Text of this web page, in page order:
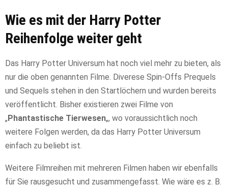
Wie es mit der Harry Potter
Reihenfolge weiter geht
Das Harry Potter Universum hat noch viel mehr zu bieten, als
nur die oben genannten Filme. Diverese Spin-Offs Prequels
und Sequels stehen in den Startlöchern und wurden bereits
veröffentlicht. Bisher existieren zwei Filme von
„Phantastische Tierwesen„, wo voraussichtlich noch
weitere Folgen werden, da das Harry Potter Universum
einfach zu beliebt ist.
Weitere Filmreihen mit mehreren Filmen haben wir ebenfalls
für Sie rausgesucht und zusammengefasst. Wie wäre es z. B.